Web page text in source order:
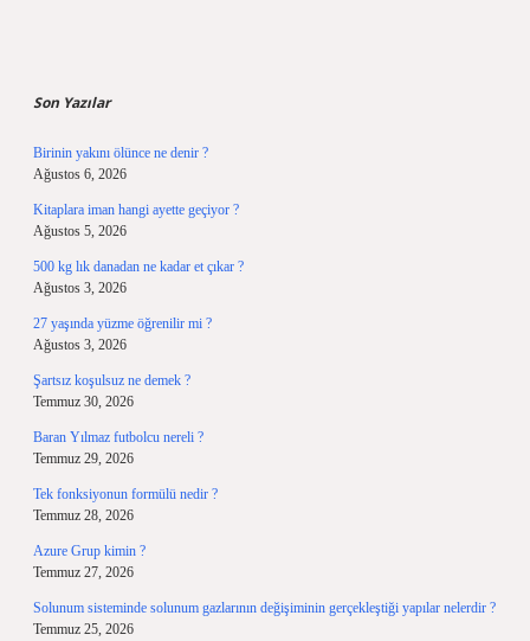
Son Yazılar
Birinin yakını ölünce ne denir ?
Ağustos 6, 2026
Kitaplara iman hangi ayette geçiyor ?
Ağustos 5, 2026
500 kg lık danadan ne kadar et çıkar ?
Ağustos 3, 2026
27 yaşında yüzme öğrenilir mi ?
Ağustos 3, 2026
Şartsız koşulsuz ne demek ?
Temmuz 30, 2026
Baran Yılmaz futbolcu nereli ?
Temmuz 29, 2026
Tek fonksiyonun formülü nedir ?
Temmuz 28, 2026
Azure Grup kimin ?
Temmuz 27, 2026
Solunum sisteminde solunum gazlarının değişiminin gerçekleştiği yapılar nelerdir ?
Temmuz 25, 2026